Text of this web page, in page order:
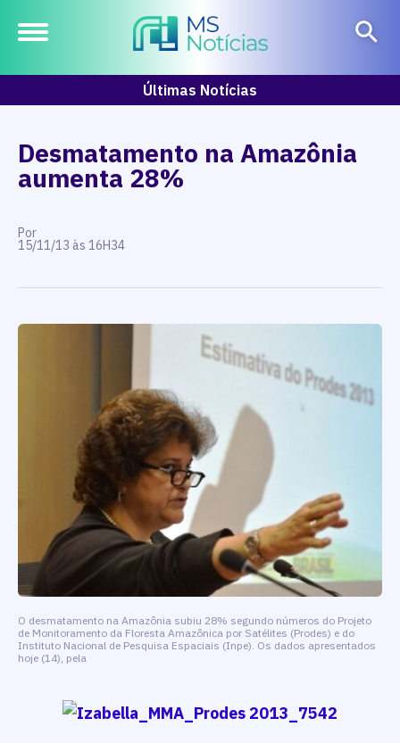
Últimas Notícias
Desmatamento na Amazônia
aumenta 28%
Por
15/11/13 às 16H34
O desmatamento na Amazônia subiu 28% segundo números do Projeto
de Monitoramento da Floresta Amazônica por Satélites (Prodes) e do
Instituto Nacional de Pesquisa Espaciais (Inpe). Os dados apresentados
hoje (14), pela